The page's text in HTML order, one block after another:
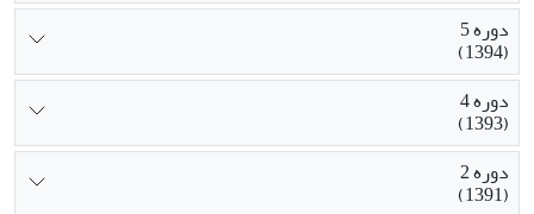
دوره 5
(1394)
دوره 4
(1393)
دوره 2
(1391)